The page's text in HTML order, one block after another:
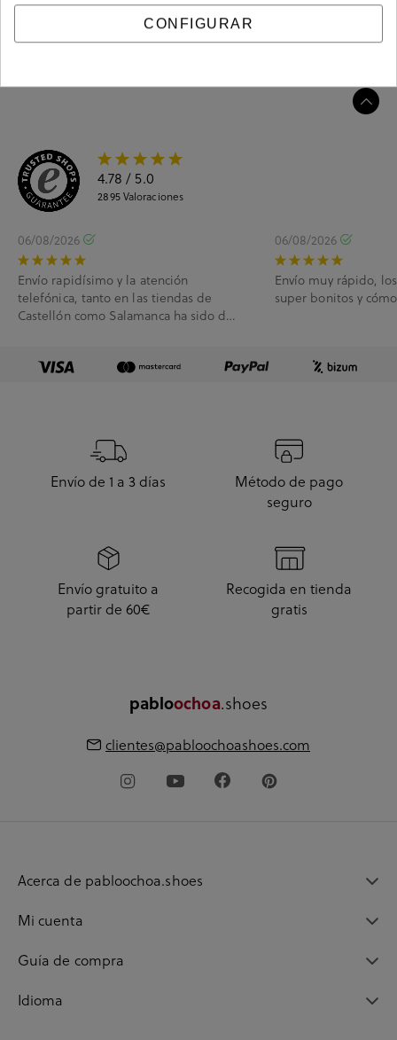
Ciudados y limpieza
4.78 / 5.0
2895Valoraciones
06/08/2026
Envío rapidísimo y la atención
telefónica, tanto en las tiendas de
Castellón como Salamanca ha sido de
06/08/2026
Envío muy rápido,
super bonitos y
Envío de 1 a 3 días
Método de pago
seguro
Envío gratuito a
partir de 60€
Recogida en tienda
gratis
pabloochoa.shoes
clientes@pabloochoashoes.com
Acerca de pabloochoa.shoes
Mi cuenta
Guía de compra
Idioma
CONFIGURAR